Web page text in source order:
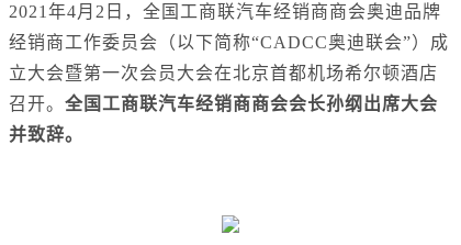
2021年4月2日，全国工商联汽车经销商商会奥迪品牌
经销商工作委员会（以下简称“CADCC奥迪联会”）成
立大会暨第一次会员大会在北京首都机场希尔顿酒店
召开。 全国工商联汽车经销商商会会长孙纲出席大会
并致辞。